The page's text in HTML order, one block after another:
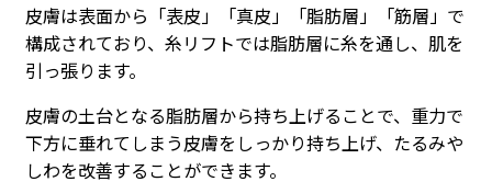
皮膚は表面から「表皮」「真皮」「脂肪層」「筋層」で
構成されており、糸リフトでは脂肪層に糸を通し、肌を
引っ張ります。
皮膚の土台となる脂肪層から持ち上げることで、重力で
下方に垂れてしまう皮膚をしっかり持ち上げ、たるみや
しわを改善することができます。